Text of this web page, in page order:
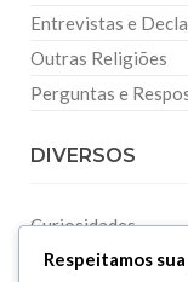
Entrevistas e
Outras Religiões
Perguntas e
DIVERSOS
Curiosidades
Dicionário Islâmico
Respeitamos